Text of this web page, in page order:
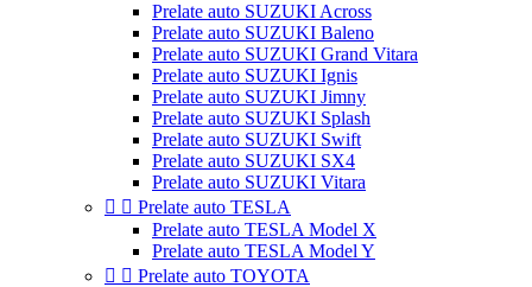
Prelate auto SUZUKI Across
Prelate auto SUZUKI Baleno
Prelate auto SUZUKI Grand Vitara
Prelate auto SUZUKI Ignis
Prelate auto SUZUKI Jimny
Prelate auto SUZUKI Splash
Prelate auto SUZUKI Swift
Prelate auto SUZUKI SX4
Prelate auto SUZUKI Vitara
  Prelate auto TESLA
Prelate auto TESLA Model X
Prelate auto TESLA Model Y
  Prelate auto TOYOTA